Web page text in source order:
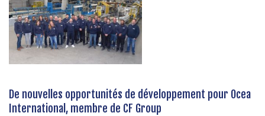
De nouvelles opportunités de développement pour Ocea
International, membre de CF Group